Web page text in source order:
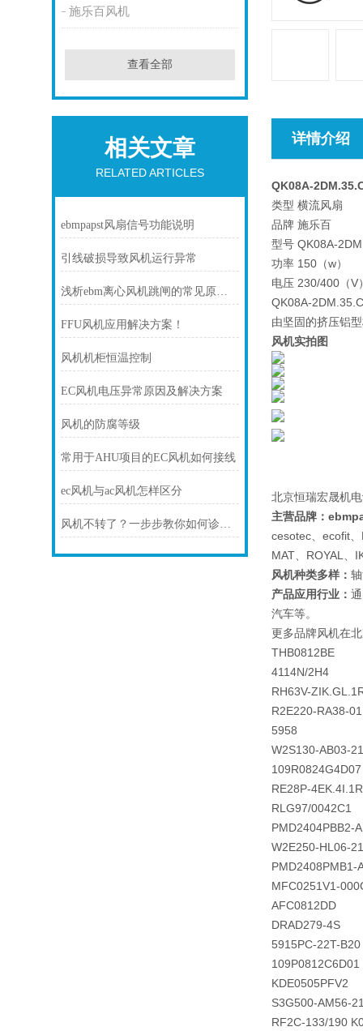
施乐百风机
查看全部
相关文章
RELATED ARTICLES
ebmpapst风扇信号功能说明
引线破损导致风机运行异常
浅析ebm离心风机跳闸的常见原因及处理方法
FFU风机应用解决方案！
风机机柜恒温控制
EC风机电压异常原因及解决方案
风机的防腐等级
常用于AHU项目的EC风机如何接线
ec风机与ac风机怎样区分
风机不转了？一步步教你如何诊断故障
详情介绍
QK08A-
类型 横流风扇
品牌 施乐百
型号 QK08A-
功率 150（w）
电压 230/400（V
QK08A-
由坚固的挤压铝
风机实拍图
北京恒瑞宏晟机
主营品牌：
cesotec、ecofit
MAT、ROYAL、
风机种类多样：
产品应用行业：
汽车等。
更多品牌风机在
THB0812BE
4114N/2H4
RH63V-
R2E220-RA38-01
5958
W2S130-AB03-21
109R0824G4D07
RE28P-4EK.4I.1R
RLG97/0042C1
PMD2404PBB2-A
W2E250-HL06-21
PMD2408PMB1-
MFC0251V1-
AFC0812DD
DRAD279-4S
5915PC-22T-B20
109P0812C6D01
KDE0505PFV2
S3G500-AM56-
RF2C-133/190